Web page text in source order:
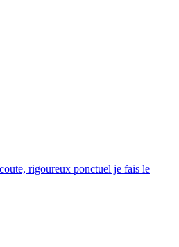
rigoureux ponctuel je fais le